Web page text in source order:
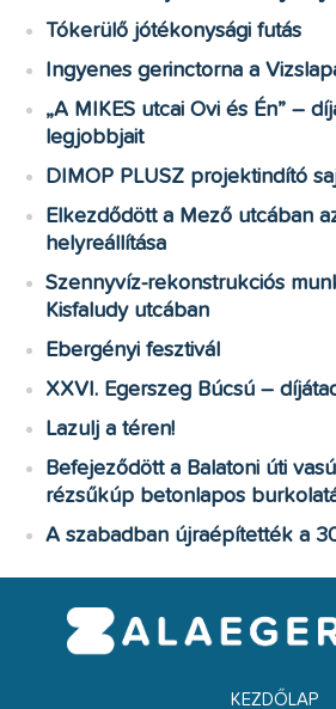
Tókerülő jótékonysági futás
Ingyenes gerinctorna a
„A MIKES utcai Ovi és Én” –
legjobbjait
DIMOP PLUSZ projektindító
Elkezdődött a Mező utcában
helyreállítása
Szennyvíz-rekonstrukciós
Kisfaludy utcában
Ebergényi fesztivál
XXVI. Egerszeg Búcsú –
Lazulj a téren!
Befejeződött a Balatoni úti
rézsűkúp betonlapos
A szabadban újraépítették a
KEZDŐLAP